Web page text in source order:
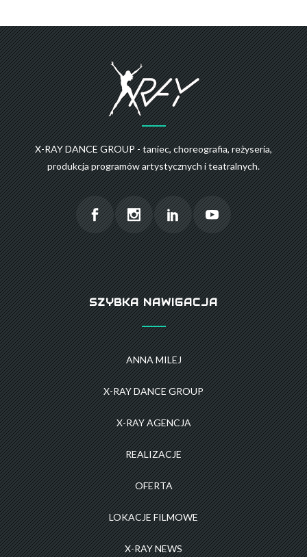
X-RAY DANCE GROUP - taniec, choreografia, reżyseria,
produkcja programów artystycznych i teatralnych.
SZYBKA NAWIGACJA
ANNA MILEJ
X-RAY DANCE GROUP
X-RAY AGENCJA
REALIZACJE
OFERTA
LOKACJE FILMOWE
X-RAY NEWS